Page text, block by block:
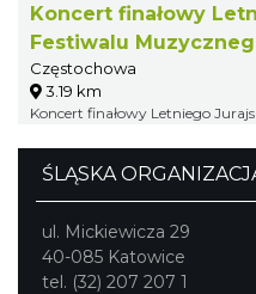
Koncert finałowy
Festiwalu
Częstochowa
3.19 km
Koncert finałowy Letniego
ŚLĄSKA
ul. Mickiewicza 29
40-085 Katowice
tel. (32) 207 207 1